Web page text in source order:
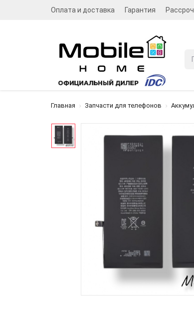
Оплата и доставка Гарантия
Главная Запчасти для телефонов